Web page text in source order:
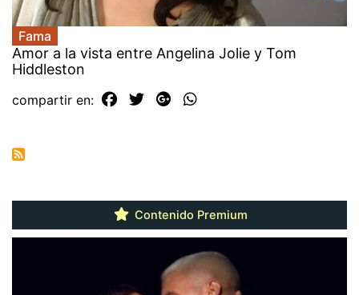
Fama
Amor a la vista entre Angelina Jolie y Tom
Hiddleston
compartir en:
Contenido Premium